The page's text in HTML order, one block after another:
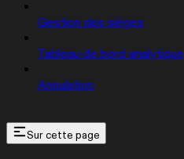
Gestion des sièges
Tableau de bord analytique
Annulation
Sur cette page